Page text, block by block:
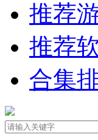
推荐
推荐
合集